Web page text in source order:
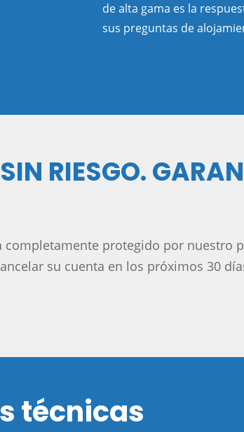
de alta gama es la
sus preguntas de
RIESGO.
completamente protegido por nuestro
su cuenta en los próximos 30
técnicas